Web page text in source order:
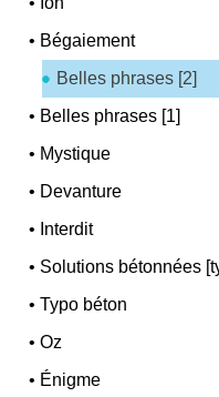
• Bégaiement
Belles phrases [2]
• Belles phrases [1]
• Mystique
• Devanture
• Interdit
• Solutions bétonnées
•Typo béton
•Oz
• Énigme